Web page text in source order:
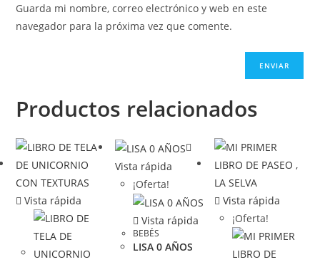
Guarda mi nombre, correo electrónico y web en este
navegador para la próxima vez que comente.
Productos relacionados
Vista rápida
Vista rápida
¡Oferta!
Vista rápida
BEBÉS
LISA 0 AÑOS
Vista rápida
¡Oferta!